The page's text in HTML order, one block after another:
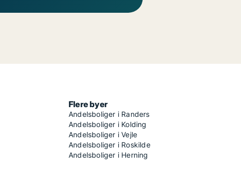
Flere byer
Andelsboliger i Randers
Andelsboliger i Kolding
Andelsboliger i Vejle
Andelsboliger i Roskilde
Andelsboliger i Herning